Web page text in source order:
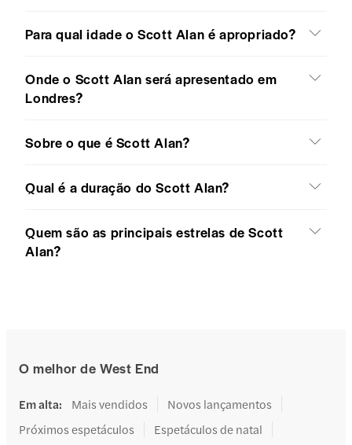
Para qual idade o Scott Alan é apropriado?
Onde o Scott Alan será apresentado em
Londres?
Sobre o que é Scott Alan?
Qual é a duração do Scott Alan?
Quem são as principais estrelas de Scott
Alan?
O melhor de West End
Em alta: Mais vendidos
Novos lançamentos
Próximos espetáculos
Espetáculos de natal